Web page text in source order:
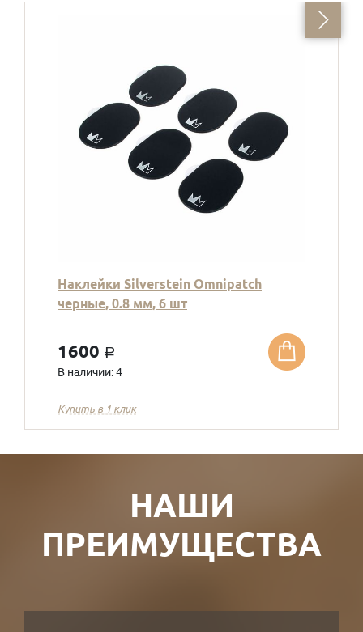
Наклейки Silverstein Omnipatch
черные, 0.8 мм, 6 шт
1600 a
В наличии: 4
Купить в 1 клик
НАШИ
ПРЕИМУЩЕСТВА